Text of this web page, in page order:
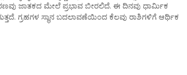
ಜಾತಕದ ಮೇಲೆ ಪ್ರಭಾವ ಬೀರಲಿದೆ. ಈ ದಿನವು ಧಾರ್ಮಿಕ
ಗ್ರಹಗಳ ಸ್ಥಾನ ಬದಲಾವಣೆಯಿಂದ ಕೆಲವು ರಾಶಿಗಳಿಗೆ ಆರ್ಥಿಕ